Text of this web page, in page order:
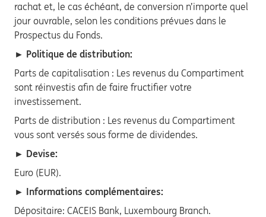
rachat et, le cas échéant, de conversion n’importe quel
jour ouvrable, selon les conditions prévues dans le
Prospectus du Fonds.
► Politique de distribution:
Parts de capitalisation : Les revenus du Compartiment
sont réinvestis afin de faire fructifier votre
investissement.
Parts de distribution : Les revenus du Compartiment
vous sont versés sous forme de dividendes.
► Devise:
Euro (EUR).
► Informations complémentaires:
Dépositaire: CACEIS Bank, Luxembourg Branch.